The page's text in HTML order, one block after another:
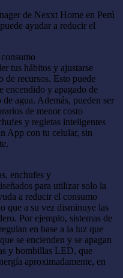
de Nexxt Home en Perú
ayudar a reducir el
tus hábitos y ajustarse
de recursos. Esto puede
encendido y apagado de
agua. Además, pueden ser
de menor costo
y regletas inteligentes
App con tu celular, sin
enchufes y
para utilizar solo la
a reducir el consumo
que a su vez disminuye las
Por ejemplo, sistemas de
en base a la luz que
se encienden y se apagan
y bombillas LED, que
aproximadamente, en